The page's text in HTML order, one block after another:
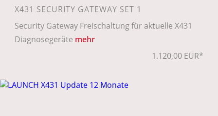
X431 SECURITY GATEWAY SET 1
Security Gateway Freischaltung für aktuelle X431
Diagnosegeräte mehr
1.120,00 EUR*